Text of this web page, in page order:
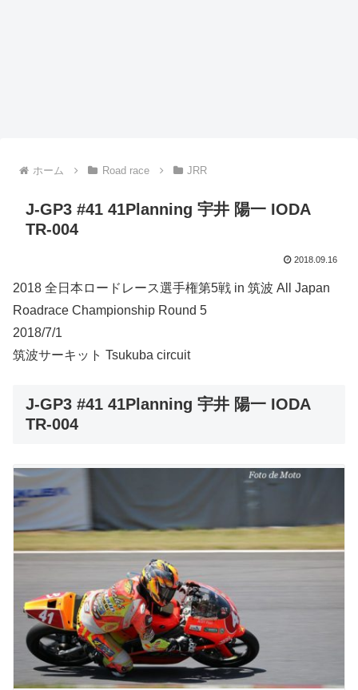
ホーム Road race JRR
J-GP3 #41 41Planning 宇井 陽一 IODA
TR-004
2018.09.16
2018 全日本ロードレース選手権第5戦 in 筑波 All Japan
Roadrace Championship Round 5
2018/7/1
筑波サーキット Tsukuba circuit
J-GP3 #41 41Planning 宇井 陽一 IODA
TR-004